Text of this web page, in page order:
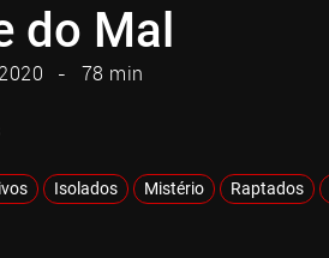
do Mal
2020 78 min
Isolados Mistério Raptados